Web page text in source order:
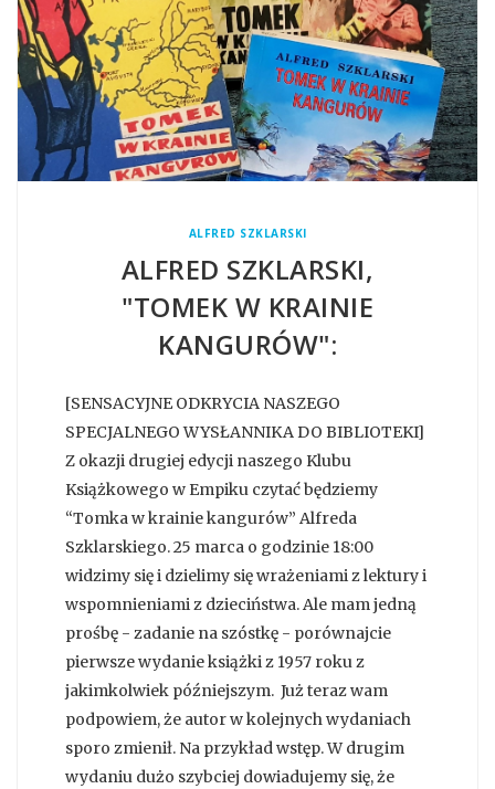
ALFRED SZKLARSKI
ALFRED SZKLARSKI,
"TOMEK W KRAINIE
KANGURÓW":
[SENSACYJNE ODKRYCIA NASZEGO
SPECJALNEGO WYSŁANNIKA DO BIBLIOTEKI]
Z okazji drugiej edycji naszego Klubu
Książkowego w Empiku czytać będziemy
“Tomka w krainie kangurów” Alfreda
Szklarskiego. 25 marca o godzinie 18:00
widzimy się i dzielimy się wrażeniami z lektury i
wspomnieniami z dzieciństwa. Ale mam jedną
prośbę - zadanie na szóstkę - porównajcie
pierwsze wydanie książki z 1957 roku z
jakimkolwiek późniejszym. Już teraz wam
podpowiem, że autor w kolejnych wydaniach
sporo zmienił. Na przykład wstęp. W drugim
wydaniu dużo szybciej dowiadujemy się, że